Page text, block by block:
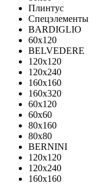
Плинтус
Спецэлементы
BARDIGLIO
60x120
BELVEDERE
120x120
120x240
160x160
160x320
60x120
60x60
80x160
80x80
BERNINI
120x120
120x240
160x160